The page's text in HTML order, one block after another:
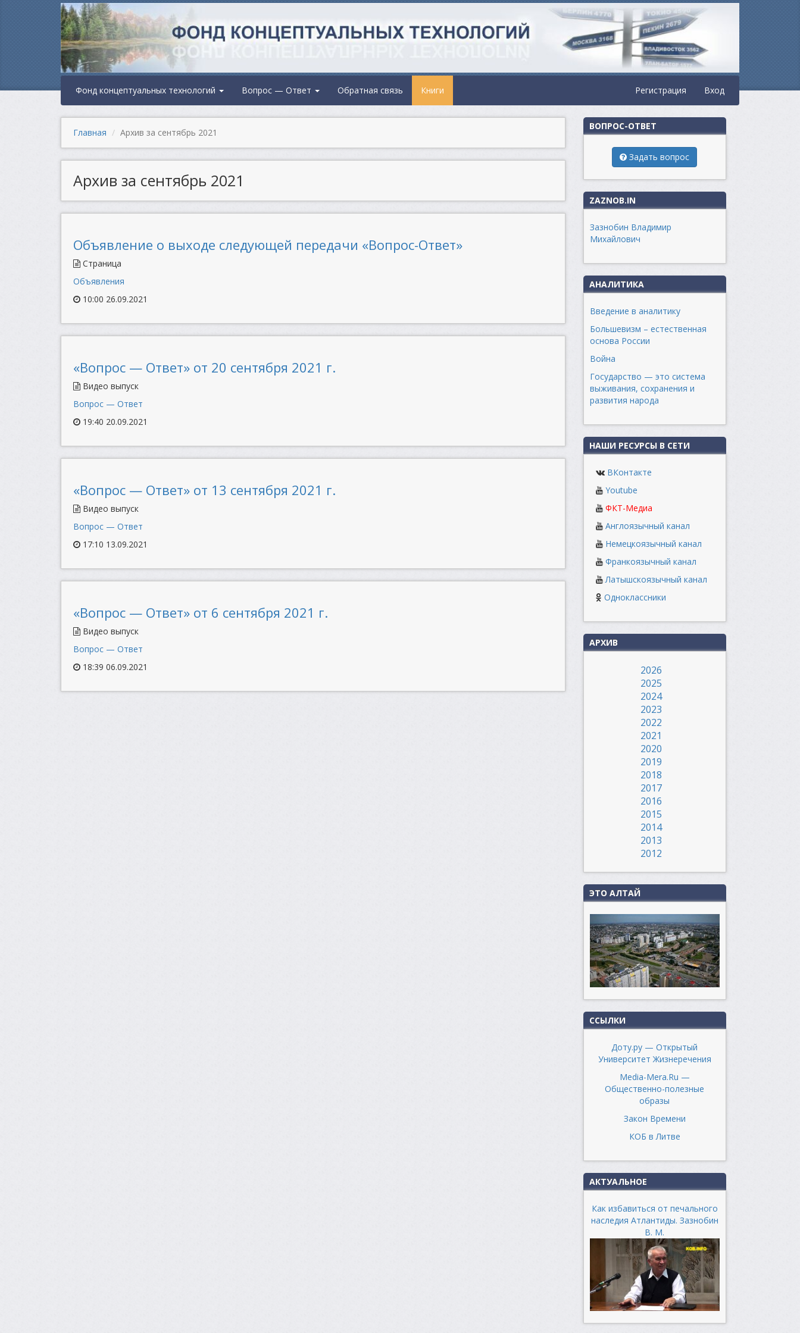
Фонд концептуальных технологий Вопрос — Ответ Обратная связь Книги Регистрация Вход
Главная Архив за сентябрь 2021
Архив за сентябрь 2021
Объявление о выходе следующей передачи «Вопрос-Ответ»
Страница
Объявления
10:00 26.09.2021
«Вопрос — Ответ» от 20 сентября 2021 г.
Видео выпуск
Вопрос — Ответ
19:40 20.09.2021
«Вопрос — Ответ» от 13 сентября 2021 г.
Видео выпуск
Вопрос — Ответ
17:10 13.09.2021
«Вопрос — Ответ» от 6 сентября 2021 г.
Видео выпуск
Вопрос — Ответ
18:39 06.09.2021
ВОПРОС-ОТВЕТ
Задать вопрос
ZAZNOB.IN
Зазнобин Владимир
Михайлович
АНАЛИТИКА
Введение в аналитику
Большевизм – естественная
основа России
Война
Государство — это система
выживания, сохранения и
развития народа
НАШИ РЕСУРСЫ В СЕТИ
ВКонтакте
Youtube
ФКТ-Медиа
Англоязычный канал
Немецкоязычный канал
Франкоязычный канал
Латышскоязычный канал
Одноклассники
АРХИВ
2026
2025
2024
2023
2022
2021
2020
2019
2018
2017
2016
2015
2014
2013
2012
ЭТО АЛТАЙ
ССЫЛКИ
Доту.ру — Открытый
Университет Жизнеречения
Media-Mera.Ru —
Общественно-полезные
образы
Закон Времени
КОБ в Литве
АКТУАЛЬНОЕ
Как избавиться от печального
наследия Атлантиды. Зазнобин
В. М.